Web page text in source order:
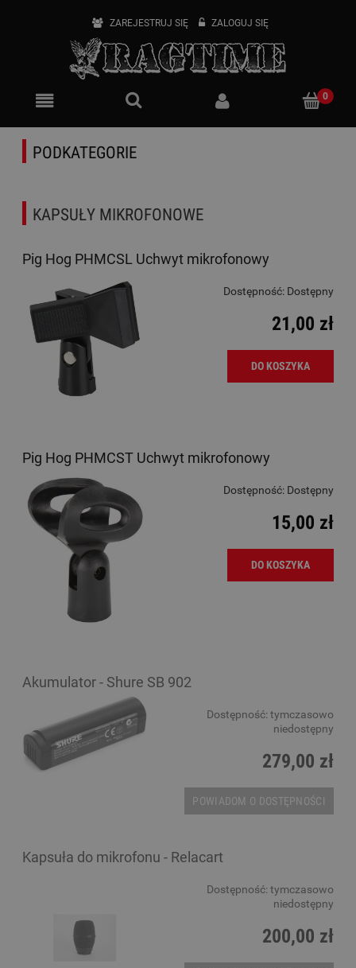
ZAREJESTRUJ SIĘ ZALOGUJ SIĘ
PODKATEGORIE
KAPSUŁY MIKROFONOWE
Pig Hog PHMCSL Uchwyt mikrofonowy
Dostępność: Dostępny
21,00 zł
DO KOSZYKA
Pig Hog PHMCST Uchwyt mikrofonowy
Dostępność: Dostępny
15,00 zł
DO KOSZYKA
Akumulator - Shure SB 902
Dostępność: tymczasowo
niedostępny
279,00 zł
POWIADOM O DOSTĘPNOŚCI
Kapsuła do mikrofonu - Relacart
Dostępność: tymczasowo
niedostępny
200,00 zł